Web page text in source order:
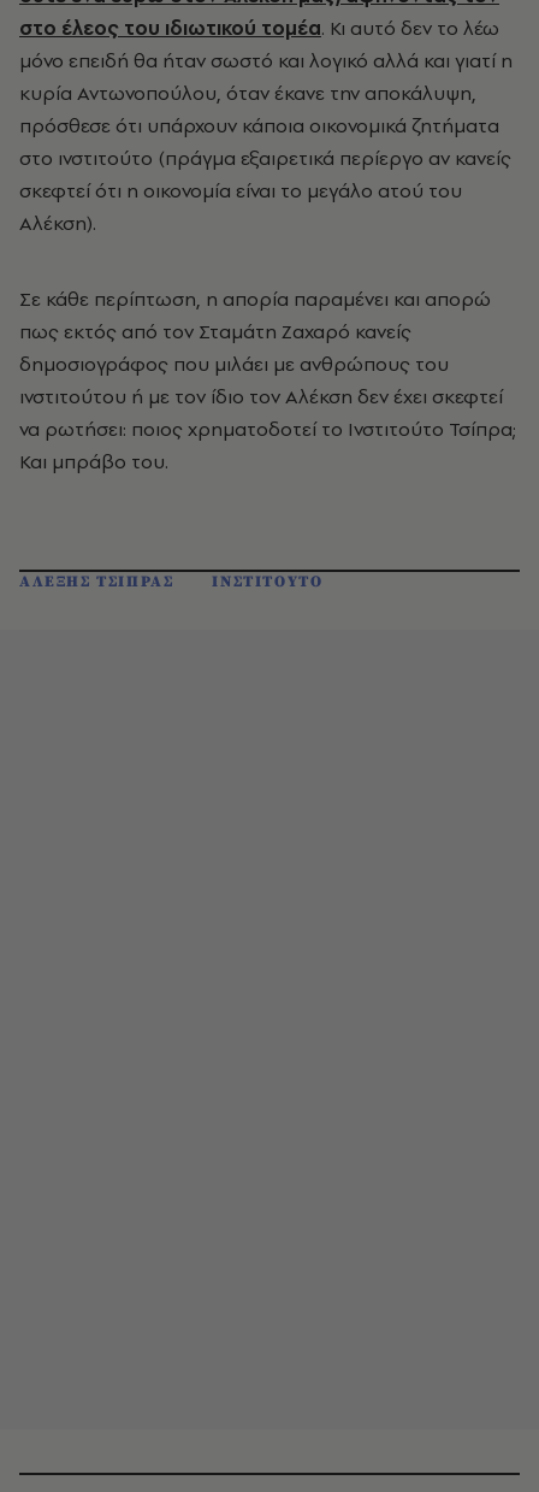
στο έλεος του ιδιωτικού τομέα. Κι αυτό δεν το λέω
μόνο επειδή θα ήταν σωστό και λογικό αλλά και γιατί η
κυρία Αντωνοπούλου, όταν έκανε την αποκάλυψη,
πρόσθεσε ότι υπάρχουν κάποια οικονομικά ζητήματα
στο ινστιτούτο (πράγμα εξαιρετικά περίεργο αν κανείς
σκεφτεί ότι η οικονομία είναι το μεγάλο ατού του
Αλέκση).
Σε κάθε περίπτωση, η απορία παραμένει και απορώ
πως εκτός από τον Σταμάτη Ζαχαρό κανείς
δημοσιογράφος που μιλάει με ανθρώπους του
ινστιτούτου ή με τον ίδιο τον Αλέκση δεν έχει σκεφτεί
να ρωτήσει: ποιος χρηματοδοτεί το Ινστιτούτο Τσίπρα;
Και μπράβο του.
ΑΛΕΞΗΣ ΤΣΙΠΡΑΣ ΙΝΣΤΙΤΟΥΤΟ